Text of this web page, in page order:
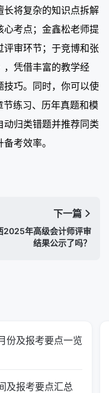
长将复杂的知识点拆解
考点；金鑫松老师提
评审环节；于竞博和张
，凭借丰富的教学经
技巧。同时，你可以使
练习、历年真题和模
归类错题并推荐同类
考效率。
下一篇
2025年高级会计师评审
结果公示了吗？
份及报考要点一览
及报考要点汇总